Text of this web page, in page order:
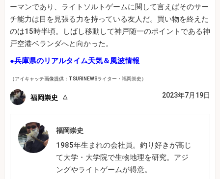
ーマンであり、ライトソルトゲームに関して言えばそのサー
チ能力は目を見張る力を持っている友人だ。買い物を終えた
のは15時半頃。しばし移動して神戸随一のポイントである神
戸空港ベランダへと向かった。
●兵庫県のリアルタイム天気＆風波情報
（アイキャッチ画像提供：TSURINEWSライター・福岡崇史）
福岡崇史 2023年7月19日
福岡崇史
1985年生まれの会社員。釣り好きが高じ
て大学・大学院で生物地理を研究。アジ
ングやライトゲームが得意。